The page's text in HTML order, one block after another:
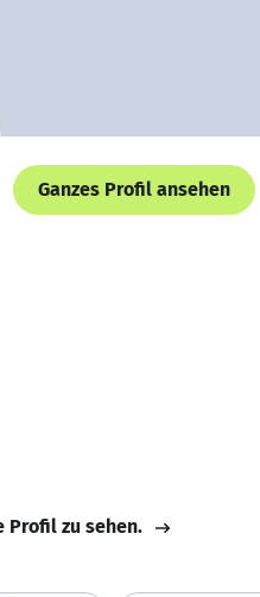
Ganzes Profil ansehen
Profil zu sehen.